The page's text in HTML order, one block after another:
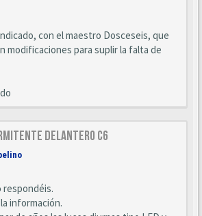
con el maestro Dosceseis, que
modificaciones para suplir la falta de
DELANTERO C6
respondéis.
información.